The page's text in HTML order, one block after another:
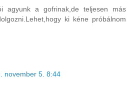
agyunk a gofrinak,de teljesen más
ki kéne próbálnom
november 5. 8:44